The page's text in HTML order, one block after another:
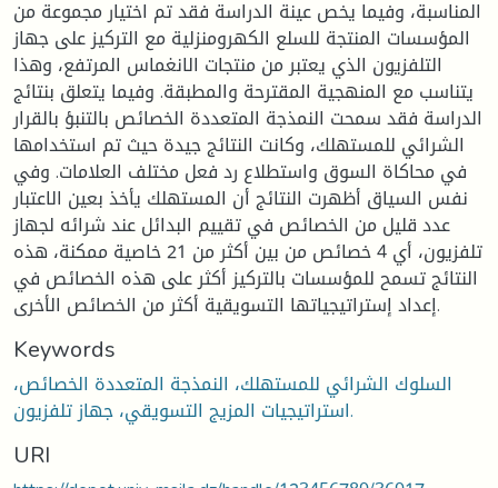
المناسبة، وفيما يخص عينة الدراسة فقد تم اختيار مجموعة من
المؤسسات المنتجة للسلع الكهرومنزلية مع التركيز على جهاز
التلفزيون الذي يعتبر من منتجات الانغماس المرتفع، وهذا
يتناسب مع المنهجية المقترحة والمطبقة. وفيما يتعلق بنتائج
الدراسة فقد سمحت النمذجة المتعددة الخصائص بالتنبؤ بالقرار
الشرائي للمستهلك، وكانت النتائج جيدة حيث تم استخدامها
في محاكاة السوق واستطلاع رد فعل مختلف العلامات. وفي
نفس السياق أظهرت النتائج أن المستهلك يأخذ بعين الاعتبار
عدد قليل من الخصائص في تقييم البدائل عند شرائه لجهاز
تلفزيون، أي 4 خصائص من بين أكثر من 21 خاصية ممكنة، هذه
النتائج تسمح للمؤسسات بالتركيز أكثر على هذه الخصائص في
إعداد إستراتيجياتها التسويقية أكثر من الخصائص الأخرى.
Keywords
السلوك الشرائي للمستهلك، النمذجة المتعددة الخصائص،
استراتيجيات المزيج التسويقي، جهاز تلفزيون.
URI